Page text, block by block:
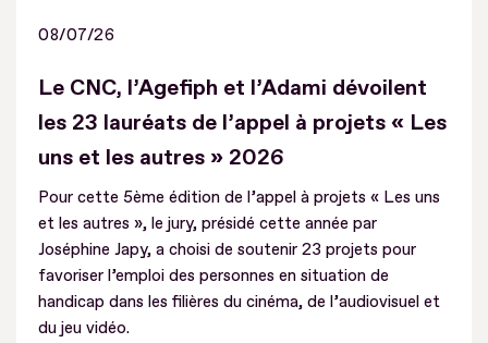
08/07/26
Le CNC, l’Agefiph et l’Adami dévoilent
les 23 lauréats de l’appel à projets « Les
uns et les autres » 2026
Pour cette 5ème édition de l’appel à projets « Les uns
et les autres », le jury, présidé cette année par
Joséphine Japy, a choisi de soutenir 23 projets pour
favoriser l’emploi des personnes en situation de
handicap dans les filières du cinéma, de l’audiovisuel et
du jeu vidéo.